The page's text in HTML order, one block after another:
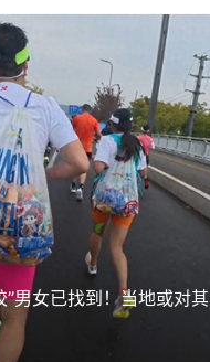
”男女已找到！当地或对其